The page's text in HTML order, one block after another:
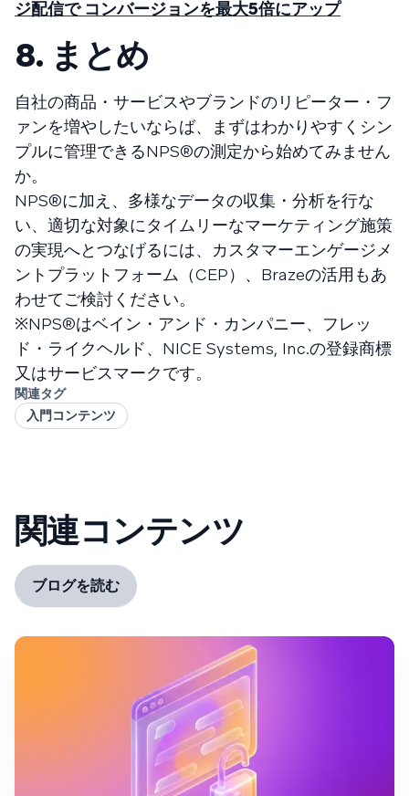
ジ配信で コンバージョンを最大5倍にアップ
8. まとめ
自社の商品・サービスやブランドのリピーター・フ
ァンを増やしたいならば、まずはわかりやすくシン
プルに管理できるNPS®️の測定から始めてみません
か。
NPS®️に加え、多様なデータの収集・分析を行な
い、適切な対象にタイムリーなマーケティング施策
の実現へとつなげるには、カスタマーエンゲージメ
ントプラットフォーム（CEP）、Brazeの活用もあ
わせてご検討ください。
※NPS®はベイン・アンド・カンパニー、フレッ
ド・ライクヘルド、NICE Systems, Inc.の登録商標
又はサービスマークです。
関連タグ
入門コンテンツ
関連コンテンツ
ブログを読む